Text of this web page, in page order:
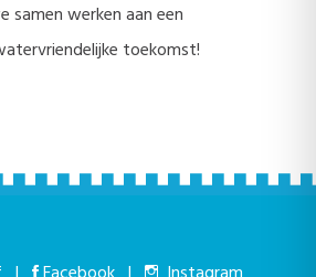
samen werken aan een
toekomst!